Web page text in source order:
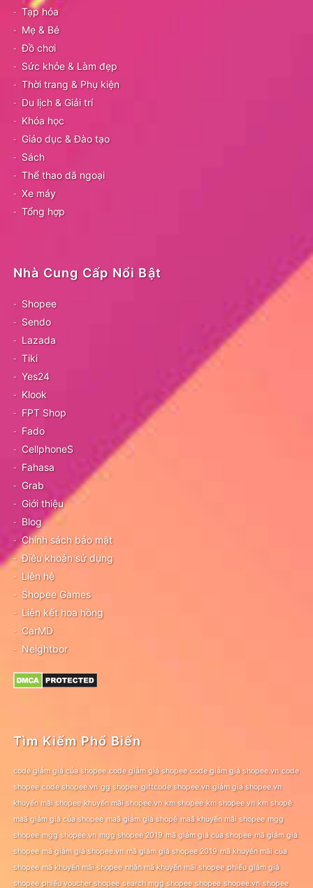
Tạp hóa
Mẹ & Bé
Đồ chơi
Sức khỏe & Làm đẹp
Thời trang & Phụ kiện
Du lịch & Giải trí
Khóa học
Giáo dục & Đào tạo
Sách
Thể thao dã ngoại
Xe máy
Tổng hợp
Nhà Cung Cấp Nổi Bật
Shopee
Sendo
Lazada
Tiki
Yes24
Klook
FPT Shop
Fado
CellphoneS
Fahasa
Grab
Giới thiệu
Blog
Chính sách bảo mật
Điều khoản sử dụng
Liên hệ
Shopee Games
Liên kết hoa hồng
CarMD
Neightbor
Tìm Kiếm Phổ Biến
code giảm giá của shopee code giảm giá shopee code giảm giá shopee.vn code
shopee code shopee.vn gg shopee giftcode shopee.vn giảm giá shopee.vn
khuyến mãi shopee khuyến mãi shopee.vn km shopee km shopee vn km shopê
maã giảm giá của shopee maã giảm giá shopê maã khuyến mãi shopee mgg
shopee mgg shopee.vn mgg shopee 2019 mã giảm giá của shopee mã giảm giá
shopee mã giảm giá shopee.vn mã giảm giá shopee 2019 mã khuyến mãi của
shopee mã khuyến mãi shopee nhận mã khuyến mãi shopee phiếu giảm giá
shopee phiếu voucher shopee search mgg shopee shopee shopee.vn shopee